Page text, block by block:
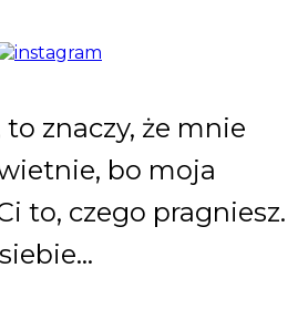
znaczy, że mnie
bo moja
to, czego pragniesz.